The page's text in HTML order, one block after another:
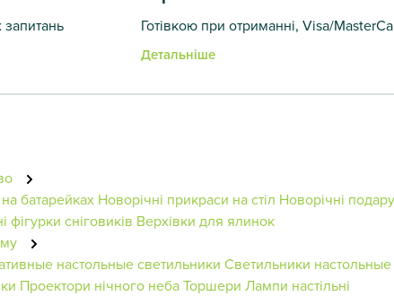
запитань Готівкою при отриманні, Visa/
Детальніше
батарейках Новорічні прикраси на стіл Новорічні
фігурки сніговиків Верхівки для ялинок
настольные светильники Светильники настольные
Проектори нічного небаТоршери Лампи настільні